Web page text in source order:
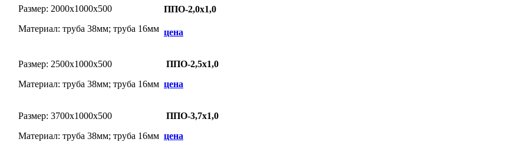
Размер: 2000х1000х500
Материал: труба 38мм; труба 16мм
ППО-2,0х1,0
цена
Размер: 2500х1000х500
Материал: труба 38мм; труба 16мм
ППО-2,5х1,0
цена
Размер: 3700х1000х500
Материал: труба 38мм; труба 16мм
ППО-3,7х1,0
цена